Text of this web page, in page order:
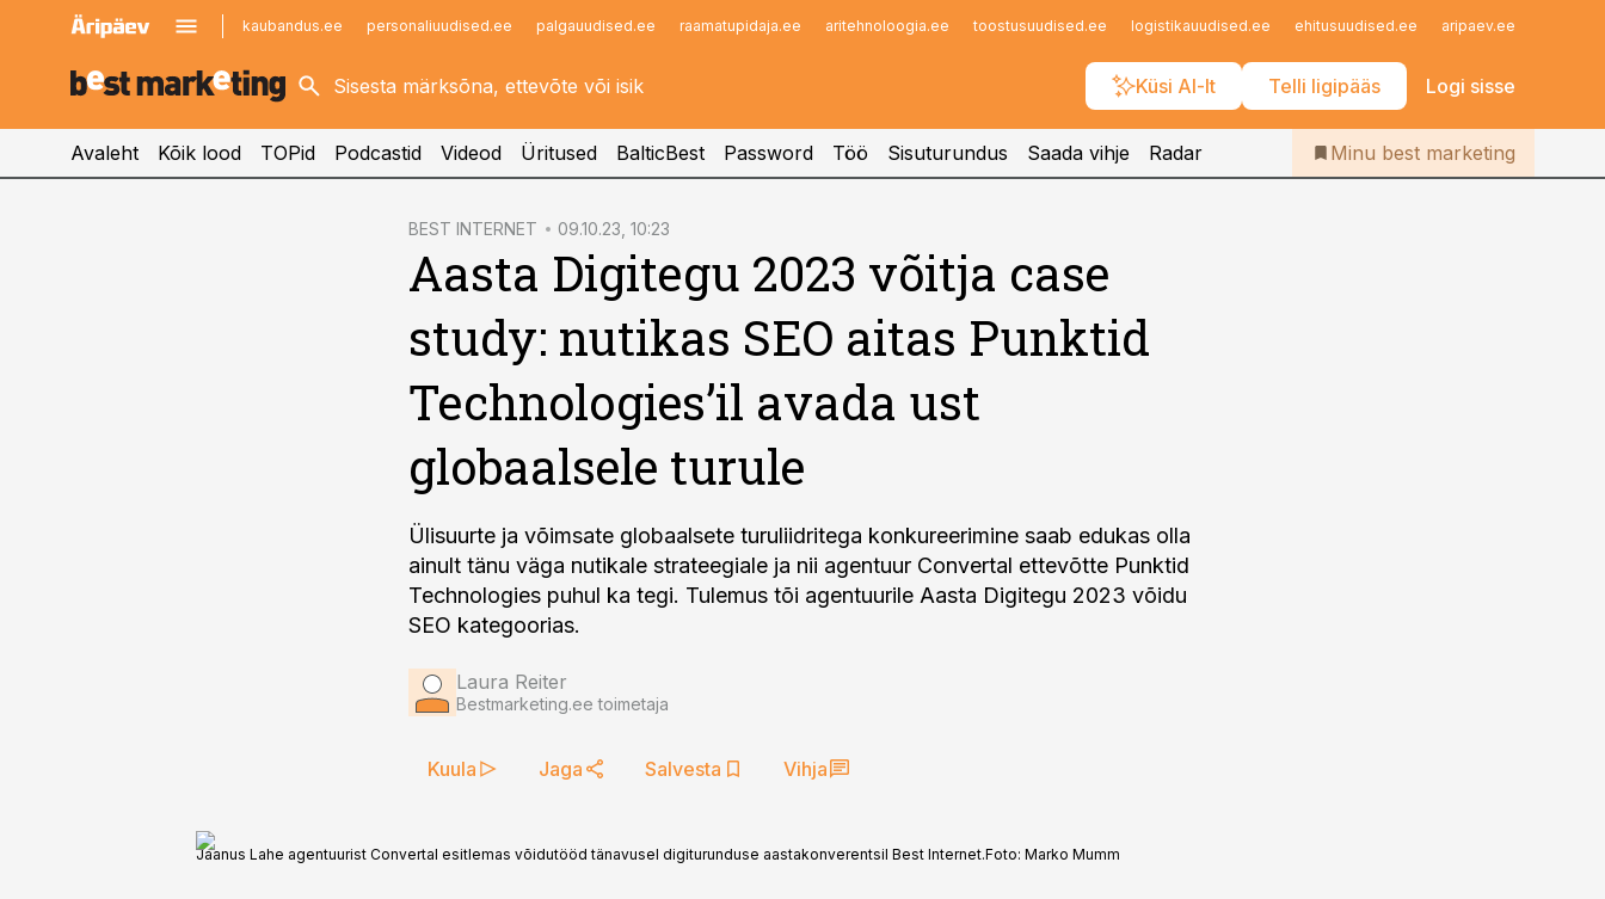
kaubandus.ee personaliuudised.ee palgauudised.ee raamatupidaja.ee aritehnoloogia.ee toostusuudised.ee logistikauudised.ee ehitusuudised.ee aripaev.ee
Küsi AI-lt Telli ligipääs Logi sisse
kinnisvarauudised.ee
logistikauudised.ee
imelineajalugu.ee
Infopank
Iseteenindus
Telli Bestmarketing
Avaleht Kõik lood TOPid Podcastid Videod Üritused BalticBest Password Töö Sisuturundus Saada vihje Radar Minu best marketing
BEST INTERNET 09.10.23, 10:23
Aasta Digitegu 2023 võitja case
study: nutikas SEO aitas Punktid
Technologies’il avada ust
globaalsele turule
Ülisuurte ja võimsate globaalsete turuliidritega konkureerimine saab edukas olla
ainult tänu väga nutikale strateegiale ja nii agentuur Convertal ettevõtte Punktid
Technologies puhul ka tegi. Tulemus tõi agentuurile Aasta Digitegu 2023 võidu
SEO kategoorias.
Laura Reiter
Bestmarketing.ee toimetaja
Kuula Jaga Salvesta Vihja
Jaanus Lahe agentuurist Convertal esitlemas võidutööd tänavusel digiturunduse aastakonverentsil Best Internet.Foto: Marko Mumm